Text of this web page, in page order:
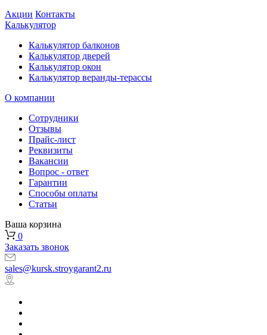
Акции Контакты
Калькулятор
Калькулятор балконов
Калькулятор дверей
Калькулятор окон
Калькулятор веранды-терассы
О компании
Сотрудники
Отзывы
Прайс-лист
Реквизиты
Вакансии
Вопрос - ответ
Гарантии
Способы оплаты
Статьи
Ваша корзина
0
Заказать звонок
sales@kursk.stroygarant2.ru